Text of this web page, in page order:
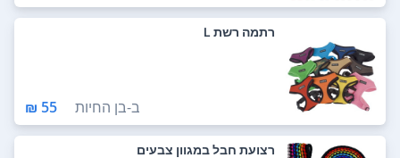
רתמה רשת L
ב-בן החיות 55 ₪
רצועת חבל במגוון צבעים